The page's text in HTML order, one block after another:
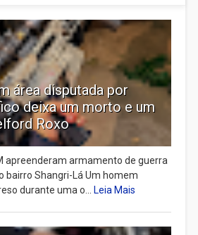
área disputada por
deixa um morto e um
Roxo
apreenderam armamento de guerra
bairro Shangri-Lá Um homem
durante uma o...
Leia Mais